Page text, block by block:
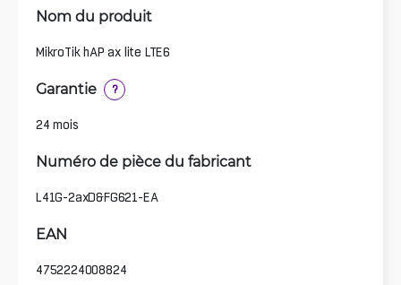
Nom du produit
MikroTik hAP ax lite LTE6
Garantie ?
24 mois
Numéro de pièce du fabricant
L41G-2axD&FG621-EA
EAN
4752224008824